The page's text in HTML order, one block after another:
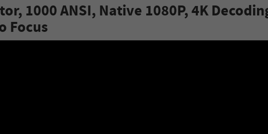
1000 ANSI, Native 1080P, 4K
Focus